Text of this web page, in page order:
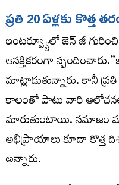
ప్రతి 20 ఏళ్లకు కొత్త
ఇంటర్వ్యూలో జెన్ జీ
ఆసక్తికరంగా
మాట్లాడుతున్నారు. కానీ ప్రతి
కాలంతో పాటు వారి
మారుతుంటాయి. సమాజం
అభిప్రాయాలు కూడా కొత్త
అన్నారు.